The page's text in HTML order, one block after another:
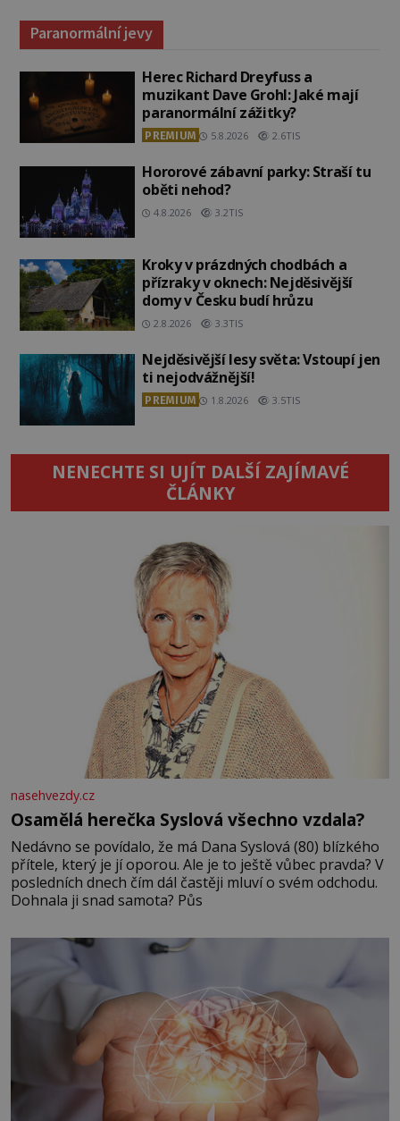
Paranormální jevy
Herec Richard Dreyfuss a
muzikant Dave Grohl: Jaké mají
paranormální zážitky?
PREMIUM 5.8.2026 2.6TIS
Hororové zábavní parky: Straší tu
oběti nehod?
4.8.2026 3.2TIS
Kroky v prázdných chodbách a
přízraky v oknech: Nejděsivější
domy v Česku budí hrůzu
2.8.2026 3.3TIS
Nejděsivější lesy světa: Vstoupí jen
ti nejodvážnější!
PREMIUM 1.8.2026 3.5TIS
NENECHTE SI UJÍT DALŠÍ ZAJÍMAVÉ
ČLÁNKY
nasehvezdy.cz
Osamělá herečka Syslová všechno vzdala?
Nedávno se povídalo, že má Dana Syslová (80) blízkého
přítele, který je jí oporou. Ale je to ještě vůbec pravda? V
posledních dnech čím dál častěji mluví o svém odchodu.
Dohnala ji snad samota? Půs